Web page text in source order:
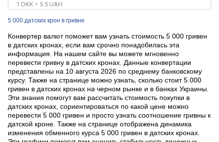
5 000 датских крон в гривне
1 DKK = 5.5 UAH
Конвертер валют поможет вам узнать стоимость 5 000 гривен
в датских кронах, если вам срочно понадобилась эта
информация. На нашем сайте вы можете мгновенно
перевести гривну в датских кронах. Данные конвертации
представлены на 10 августа 2026 по среднему банковскому
курсу. Также на странице можно узнать, сколько стоит 5 000
гривен в датских кронах на черном рынке и в банках Украины.
Эти знания помогут вам рассчитать стоимость покупки в
датских кронах, сориентироваться по какой цене можно
перевести 5 000 гривен и просто узнать соотношение гривны к
датской кроне. Также на странице отображена динамика
изменения обменного курса 5 000 гривен в датских кронах.